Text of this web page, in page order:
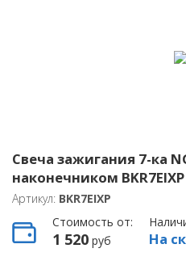
Свеча зажигания 7-ка
наконечником BKR7EIXP
Артикул: BKR7EIXP
Стоимость от:
1 520 руб На